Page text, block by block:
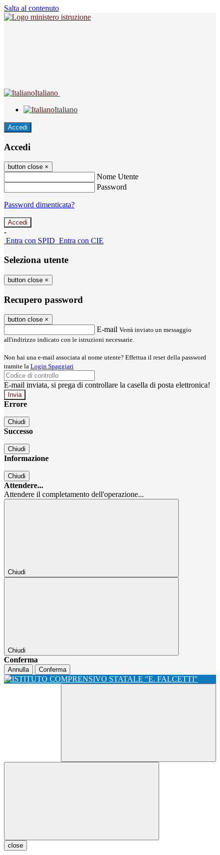
Salta al contenuto
Italiano
Italiano
Accedi
Accedi
button close ×
Nome Utente
Password
Password dimenticata?
-
Entra con SPID Entra con CIE
Seleziona utente
button close ×
Recupero password
button close ×
E-mail Verrà inviato un messaggio
all'indirizzo indicato con le istruzioni necessarie.
Non hai una e-mail associata al nome utente? Effettua il reset della password
tramite la Login Spaggiari
E-mail inviata, si prega di controllare la casella di posta elettronica!
Errore
Chiudi
Successo
Chiudi
Informazione
Chiudi
Attendere...
Attendere il completamento dell'operazione...
Chiudi
Chiudi
Conferma
Annulla Conferma
close